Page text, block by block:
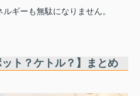
ギーも無駄になりません。
ット？ケトル？】まとめ